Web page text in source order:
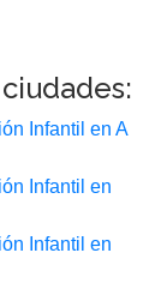
Infantil en A
Infantil en
Infantil en